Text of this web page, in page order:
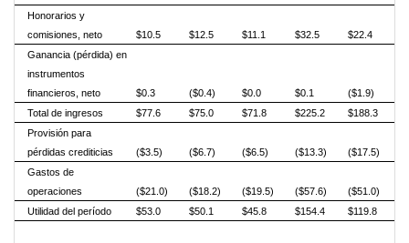
Honorarios y
comisiones, neto
$10.5 $12.5 $11.1 $32.5
$22.4
Ganancia (pérdida) en
instrumentos
financieros, neto
$0.3 ($0.4) $0.0 $0.1
($1.9)
Total de ingresos
$77.6 $75.0 $71.8 $225.2
$188.3
Provisión para
pérdidas crediticias
($3.5) ($6.7) ($6.5) ($13.3)
($17.5)
Gastos de
operaciones
($21.0) ($18.2) ($19.5) ($57.6)
($51.0)
Utilidad del período
$53.0 $50.1 $45.8 $154.4 $119.8